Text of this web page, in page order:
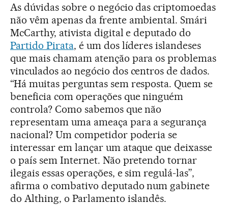
As dúvidas sobre o negócio das criptomoedas
não vêm apenas da frente ambiental. Smári
McCarthy, ativista digital e deputado do
Partido Pirata, é um dos líderes islandeses
que mais chamam atenção para os problemas
vinculados ao negócio dos centros de dados.
“Há muitas perguntas sem resposta. Quem se
beneficia com operações que ninguém
controla? Como sabemos que não
representam uma ameaça para a segurança
nacional? Um competidor poderia se
interessar em lançar um ataque que deixasse
o país sem Internet. Não pretendo tornar
ilegais essas operações, e sim regulá-las”,
afirma o combativo deputado num gabinete
do Althing, o Parlamento islandês.